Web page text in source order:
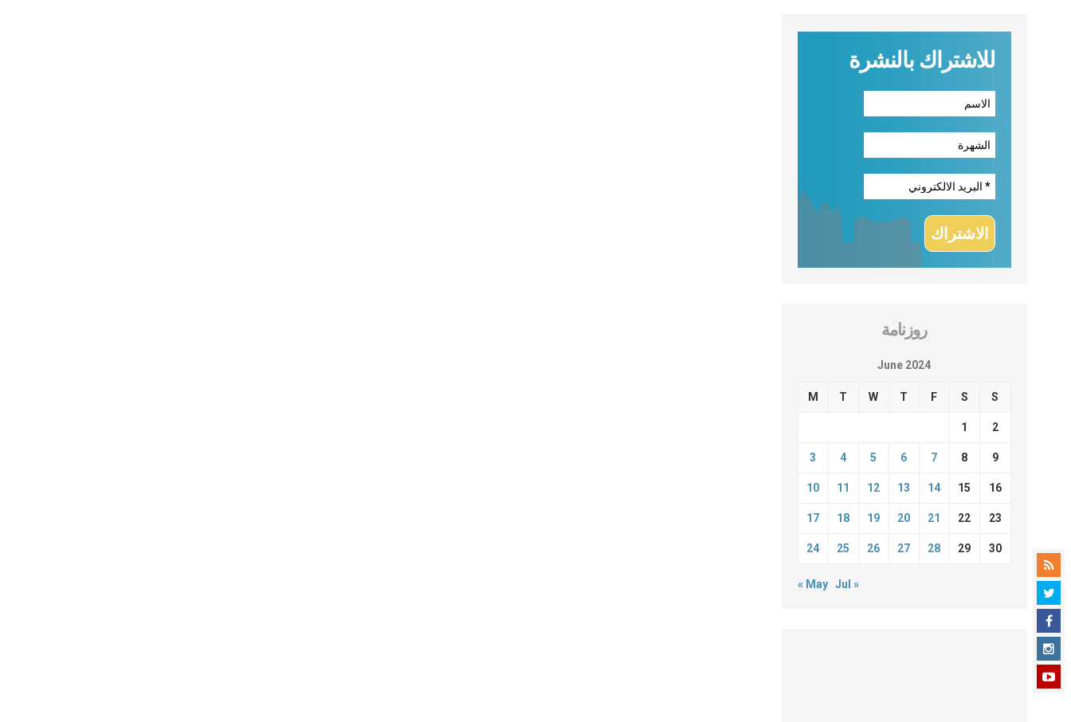
للاشتراك بالنشرة
روزنامة
June 2024
M T W T F S S
1 2
3 4 5 6 7 8 9
10 11 12 13 14 15 16
17 18 19 20 21 22 23
24 25 26 27 28 29 30
« May Jul »